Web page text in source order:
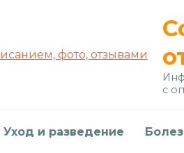
с
Уход и разведение